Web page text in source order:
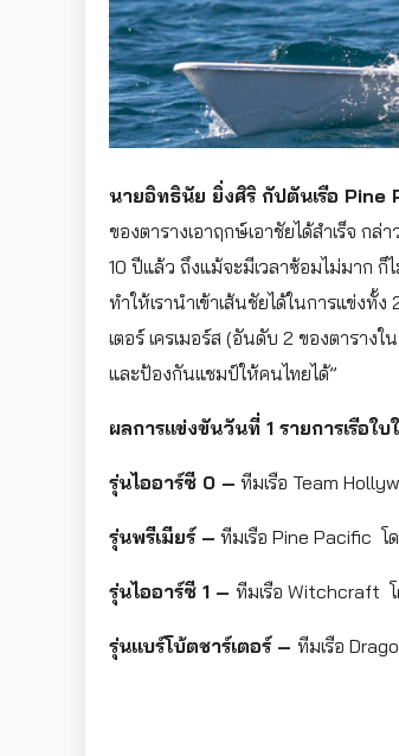
นายอิทธินัย ยิ่งศิริ กัปตันเรือ Pine
ของตารางเอาฤกษ์เอาชัยได้สำเร็จ ก
10 ปีแล้ว ถึงแม้จะมีเวลาซ้อมไม่มาก ก็
ทำให้เรานำเข้าเส้นชัยได้ในการแข่ง
เตอร์ เครเมอร์ส (อันดับ 2 ของตาราง
และป้องกันแชมป์ให้คนไทยได้”
ผลการแข่งขันวันที่ 1 รายการเรือ
รุ่นไออาร์ซี 0 – ทีมเรือ Team
รุ่นพรีเมียร์ – ทีมเรือ Pine Pacific โ
รุ่นไออาร์ซี 1 – ทีมเรือ Witchcraft
รุ่นแบร์โบ้ตชาร์เตอร์ – ทีมเรือ